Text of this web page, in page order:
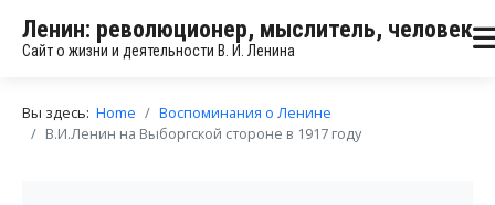
Ленин: революционер, мыслитель, человек
Сайт о жизни и деятельности В. И. Ленина
Вы здесь: Home
Воспоминания о Ленине
В.И.Ленин на Выборгской стороне в 1917 году